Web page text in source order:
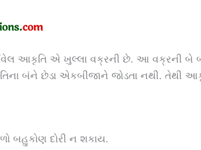
આકૃતિ એ ખુલ્લા વક્રની છે. આ વક્રની
બંને છેડા એકબીજાને જોડતા નથી. તેથી
બહુકોણ દોરી ન શકાય.